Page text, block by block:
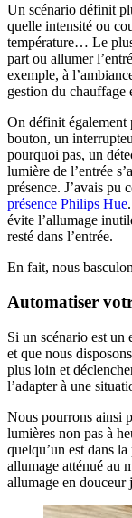
Un scénario définit
quelle intensité ou
température… Le
part ou allumer
exemple, à
gestion du chauffage
On définit également
bouton, un
pourquoi pas, un
lumière de l’entrée
présence. J’avais pu
présence Philips Hue
évite l’allumage
resté dans l’entrée.
En fait, nous
Automatiser
Si un scénario est un
et que nous
plus loin et
l’adapter à une
Nous pourrons ainsi
lumières non pas à
quelqu’un est dans
allumage atténué au
allumage en douceur